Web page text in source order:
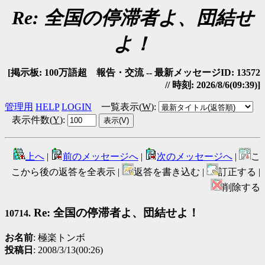
Re: 全国の停滞者よ、団結せ
よ！
[掲示板: 100万語超 報告・交流 -- 最新メッセージID: 13572
// 時刻: 2026/8/6(09:39)]
管理用 HELP LOGIN 一覧表示(W):
表示件数(Y):
上へ | 前のメッセージへ | 次のメッセージへ |
こ
こから後の返答を全表示 |
返答を書き込む |
訂正する |
削除する
10714. Re: 全国の停滞者よ、団結せよ！
お名前: 極楽トンボ
投稿日 : 2008/3/13(00:26)